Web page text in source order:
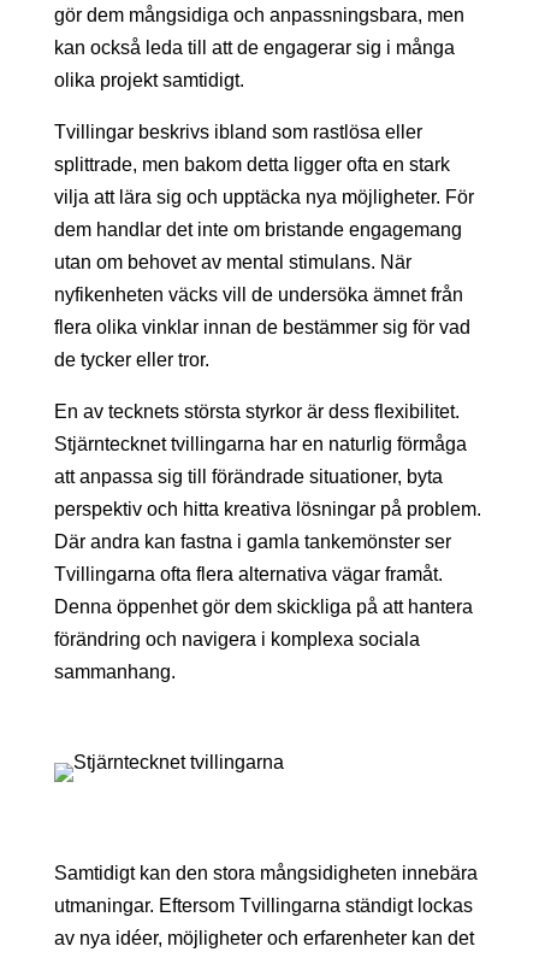
gör dem mångsidiga och anpassningsbara, men
kan också leda till att de engagerar sig i många
olika projekt samtidigt.
Tvillingar beskrivs ibland som rastlösa eller
splittrade, men bakom detta ligger ofta en stark
vilja att lära sig och upptäcka nya möjligheter. För
dem handlar det inte om bristande engagemang
utan om behovet av mental stimulans. När
nyfikenheten väcks vill de undersöka ämnet från
flera olika vinklar innan de bestämmer sig för vad
de tycker eller tror.
En av tecknets största styrkor är dess flexibilitet.
Stjärntecknet tvillingarna har en naturlig förmåga
att anpassa sig till förändrade situationer, byta
perspektiv och hitta kreativa lösningar på problem.
Där andra kan fastna i gamla tankemönster ser
Tvillingarna ofta flera alternativa vägar framåt.
Denna öppenhet gör dem skickliga på att hantera
förändring och navigera i komplexa sociala
sammanhang.
Samtidigt kan den stora mångsidigheten innebära
utmaningar. Eftersom Tvillingarna ständigt lockas
av nya idéer, möjligheter och erfarenheter kan det